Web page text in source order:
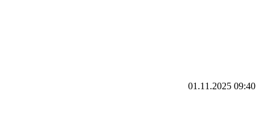
01.11.2025 09:40